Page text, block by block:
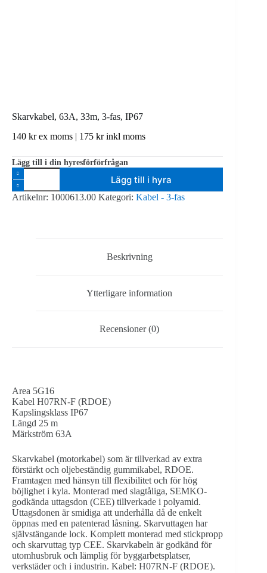
Skarvkabel, 63A, 33m, 3-fas, IP67
140 krex moms | 175 krinkl moms
Lägg till i din hyresförförfrågan
Skarvkabel,
63A,
33m,
3-
Lägg till i hyra
Artikelnr: 1000613.00 Kategori: Kabel - 3-fas
Beskrivning
Ytterligare information
Recensioner (0)
Area 5G16
Kabel H07RN-F (RDOE)
Kapslingsklass IP67
Längd 25 m
Märkström 63A
Skarvkabel (motorkabel) som är tillverkad av extra
förstärkt och oljebeständig gummikabel, RDOE.
Framtagen med hänsyn till flexibilitet och för hög
böjlighet i kyla. Monterad med slagtåliga, SEMKO-
godkända uttagsdon (CEE) tillverkade i polyamid.
Uttagsdonen är smidiga att underhålla då de enkelt
öppnas med en patenterad låsning. Skarvuttagen har
självstängande lock. Komplett monterad med stickpropp
och skarvuttag typ CEE. Skarvkabeln är godkänd för
utomhusbruk och lämplig för byggarbetsplatser,
verkstäder och i industrin. Kabel: H07RN-F (RDOE).